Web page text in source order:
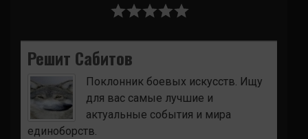
Решит Сабитов
Поклонник боевых искусств. Ищу
для вас самые лучшие и
актуальные события и мира
единоборств.